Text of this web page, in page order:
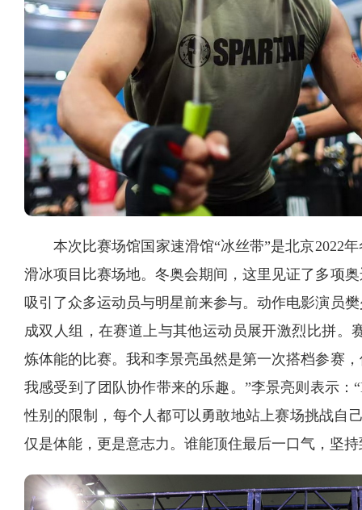
本次比赛场馆国家速滑馆“冰丝带”是北京2022
滑冰项目比赛场地。冬奥会期间，这里见证了多项
吸引了众多运动员与明星前来参与。动作电影演员
成双人组，在赛道上与其他运动员展开激烈比拼。
炼体能的比赛。我和李景亮虽然是第一次搭档参赛
我感受到了团队协作带来的乐趣。”李景亮则表示
性别的限制，每个人都可以勇敢地站上赛场挑战自
仅是体能，更是意志力。谁能顶住最后一口气，坚